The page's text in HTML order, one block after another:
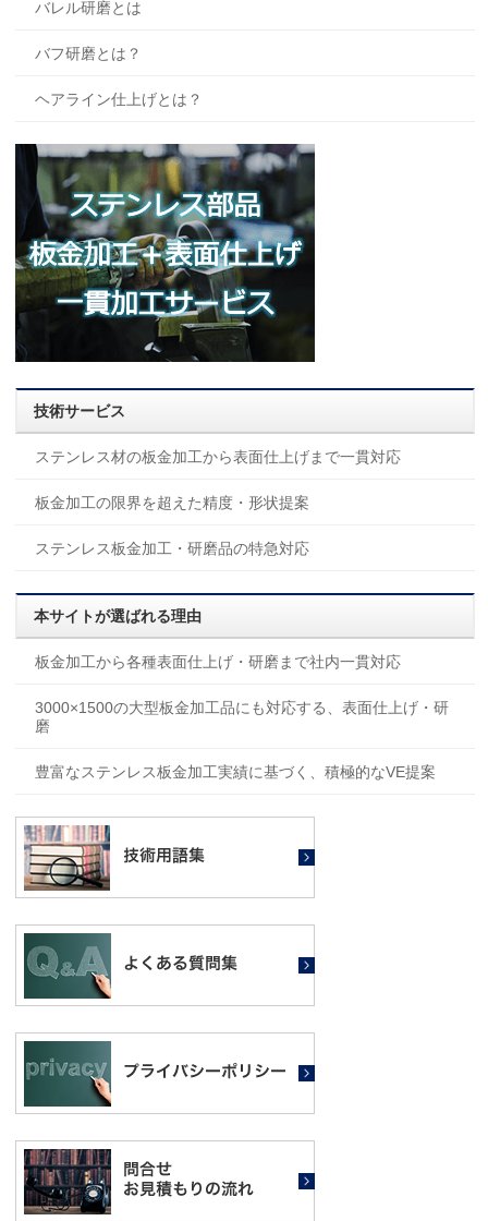
バレル研磨とは
バフ研磨とは？
ヘアライン仕上げとは？
技術サービス
ステンレス材の板金加工から表面仕上げまで一貫対応
板金加工の限界を超えた精度・形状提案
ステンレス板金加工・研磨品の特急対応
本サイトが選ばれる理由
板金加工から各種表面仕上げ・研磨まで社内一貫対応
3000×1500の大型板金加工品にも対応する、表面仕上げ・研
磨
豊富なステンレス板金加工実績に基づく、積極的なVE提案